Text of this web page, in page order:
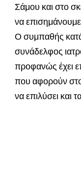
Σάμου και στο
να
Ο συμπαθής
συνάδελφος
προφανώς έχει
που αφορούν
να επιλύσει και